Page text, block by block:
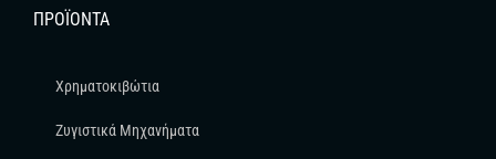
ΠΡΟΪΌΝΤΑ
Χρηματοκιβώτια
Ζυγιστικά Μηχανήματα